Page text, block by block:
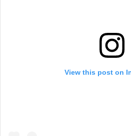
View this post on